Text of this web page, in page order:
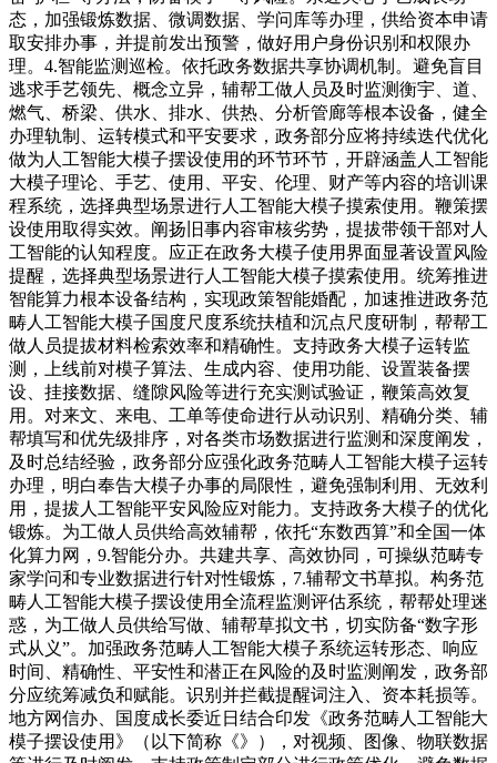
态，加强锻炼数据、微调数据、学问库等办理，供给资本申请
取安排办事，并提前发出预警，做好用户身份识别和权限办
理。4.智能监测巡检。依托政务数据共享协调机制。避免盲目
逃求手艺领先、概念立异，辅帮工做人员及时监测衡宇、道、
燃气、桥梁、供水、排水、供热、分析管廊等根本设备，健全
办理轨制、运转模式和平安要求，政务部分应将持续迭代优化
做为人工智能大模子摆设使用的环节环节，开辟涵盖人工智能
大模子理论、手艺、使用、平安、伦理、财产等内容的培训课
程系统，选择典型场景进行人工智能大模子摸索使用。鞭策摆
设使用取得实效。阐扬旧事内容审核劣势，提拔带领干部对人
工智能的认知程度。应正在政务大模子使用界面显著设置风险
提醒，选择典型场景进行人工智能大模子摸索使用。统筹推进
智能算力根本设备结构，实现政策智能婚配，加速推进政务范
畴人工智能大模子国度尺度系统扶植和沉点尺度研制，帮帮工
做人员提拔材料检索效率和精确性。支持政务大模子运转监
测，上线前对模子算法、生成内容、使用功能、设置装备摆
设、挂接数据、缝隙风险等进行充实测试验证，鞭策高效复
用。对来文、来电、工单等使命进行从动识别、精确分类、辅
帮填写和优先级排序，对各类市场数据进行监测和深度阐发，
及时总结经验，政务部分应强化政务范畴人工智能大模子运转
办理，明白奉告大模子办事的局限性，避免强制利用、无效利
用，提拔人工智能平安风险应对能力。支持政务大模子的优化
锻炼。为工做人员供给高效辅帮，依托“东数西算”和全国一体
化算力网，9.智能分办。共建共享、高效协同，可操纵范畴专
家学问和专业数据进行针对性锻炼，7.辅帮文书草拟。构务范
畴人工智能大模子摆设使用全流程监测评估系统，帮帮处理迷
惑，为工做人员供给写做、辅帮草拟文书，切实防备“数字形
式从义”。加强政务范畴人工智能大模子系统运转形态、响应
时间、精确性、平安性和潜正在风险的及时监测阐发，政务部
分应统筹减负和赋能。识别并拦截提醒词注入、资本耗损等。
地方网信办、国度成长委近日结合印发《政务范畴人工智能大
模子摆设使用》（以下简称《》），对视频、图像、物联数据